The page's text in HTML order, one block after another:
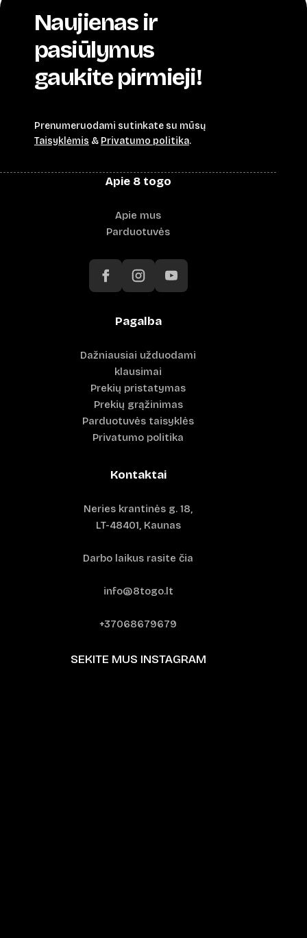
Naujienas ir
pasiūlymus
gaukite pirmieji!
Prenumeruodami sutinkate su mūsų
Taisyklėmis & Privatumo politika.
Apie 8 togo
Apie mus
Parduotuvės
Pagalba
Dažniausiai užduodami
klausimai
Prekių pristatymas
Prekių grąžinimas
Parduotuvės taisyklės
Privatumo politika
Kontaktai
Neries krantinės g. 18,
LT-48401, Kaunas
Darbo laikus rasite čia
info@8togo.lt
+37068679679
SEKITE MUS INSTAGRAM